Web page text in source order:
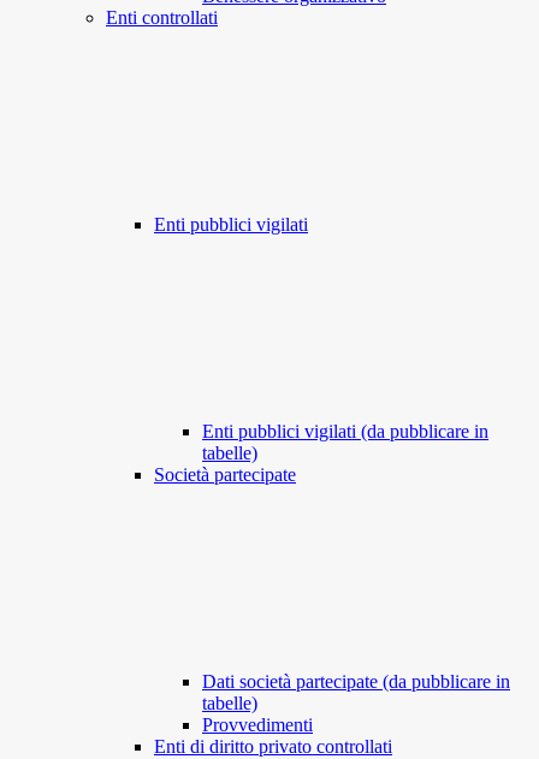
Enti controllati
Enti pubblici vigilati
Enti pubblici vigilati (da pubblicare in
tabelle)
Società partecipate
Dati società partecipate (da pubblicare in
tabelle)
Provvedimenti
Enti di diritto privato controllati